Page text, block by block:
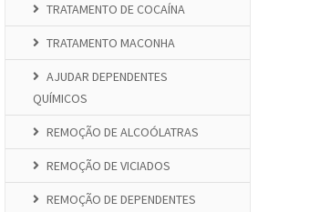
TRATAMENTO DE COCAÍNA
TRATAMENTO MACONHA
AJUDAR DEPENDENTES
QUÍMICOS
REMOÇÃO DE ALCOÓLATRAS
REMOÇÃO DE VICIADOS
REMOÇÃO DE DEPENDENTES